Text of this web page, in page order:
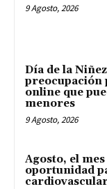
9 Agosto, 2026
Día de la
preocupación
online que
menores
9 Agosto, 2026
Agosto, el
oportunidad